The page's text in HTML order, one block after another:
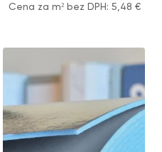
Cena za m² bez DPH:5,48€